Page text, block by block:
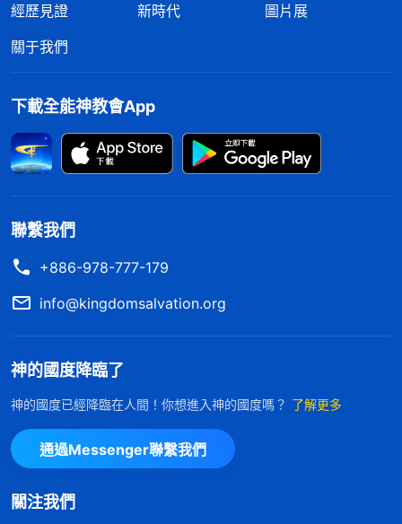
這能够磨煉孩子堅强的意志學會獨立。我們和孩子一
環境中逐步長大，按着造物主的命定一步步走上自己
的人生道路，履行受造之物的職責。我有我的命運，
孩子有孩子的命運，我就算能陪在孩子身邊也只是照
顧他們肉體生活上的吃穿，孩子是什麽命運、一生該
受哪些苦我也改變不了。記得孩子小時候容易生病，
那時我全時間在家照顧他們，但孩子還是隔三岔五地
照顧他們，但孩子還是感染了瘟疫，我眼看着孩子受
苦也無能為力。每個人經歷什麽樣的環境都是神命定
好的，可我還總覺得孩子没有媽媽的陪伴太可憐，就
盼着什麽時候環境好些了能够回去照顧孩子，想憑着
自己的能力改變神的主宰，不想讓他們受苦，我真是
太狂妄無知了！認識到這些，我願把孩子交托給神，
經歷見證
新時代
圖片展
關于我們
下載全能神教會App
聯繫我們
+886-978-777-179
info@kingdomsalvation.org
神的國度降臨了
神的國度已經降臨在人間！你想進入神的國度嗎？ 了解更多
通過Messenger聯繫我們
關注我們